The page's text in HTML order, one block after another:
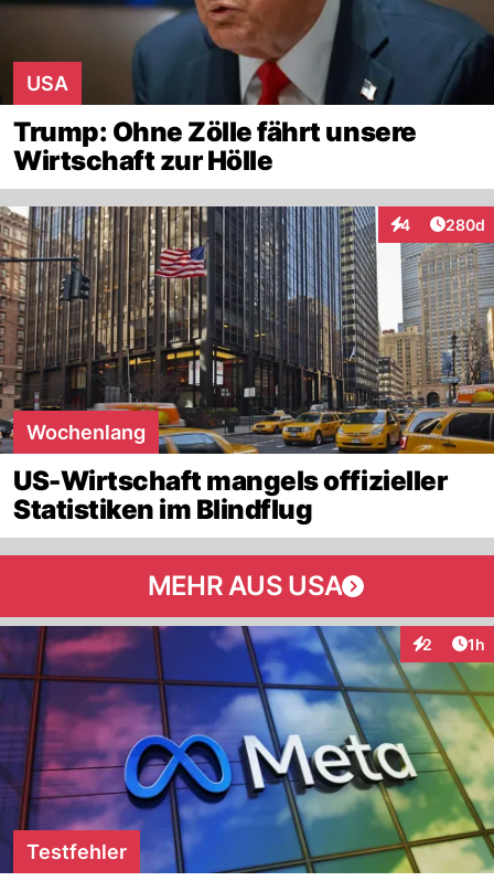
USA
Trump: Ohne Zölle fährt unsere
Wirtschaft zur Hölle
4
Interaktionen
280d
Wochenlang
US-Wirtschaft mangels offizieller
Statistiken im Blindflug
MEHR AUS USA
2 1h
Testfehler